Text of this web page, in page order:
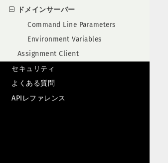
ドメインサーバー
Command Line Parameters
Environment Variables
Assignment Client
セキュリティ
よくある質問
APIレファレンス